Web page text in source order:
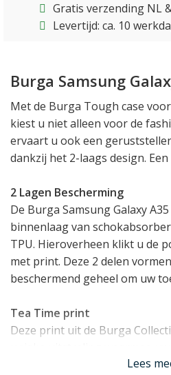
Gratis verzending NL
Levertijd: ca. 10
Burga Samsung
Met de Burga Tough case
kiest u niet alleen voor de
ervaart u ook een
dankzij het 2-laags design.
2 Lagen Bescherming
De Burga Samsung Galaxy
binnenlaag van
TPU. Hieroverheen klikt u de
met print. Deze 2 delen
beschermend geheel om uw
Tea Time print
Deze print uit de Burga
generiek ogende smartphone
Lees